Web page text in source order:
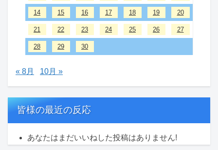
14 15 16 17 18 19 20
21 22 23 24 25 26 27
28 29 30
« 8月 10月 »
皆様の最近の反応
あなたはまだいいねした投稿はありません!